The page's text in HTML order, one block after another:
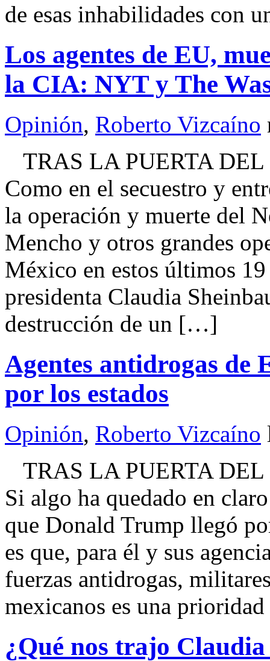
de esas inhabilidades con
Los agentes de EU,
la CIA: NYT y The
Opinión, Roberto Vizcaíno
TRAS LA PUERTA
Como en el secuestro y
la operación y muerte del
Mencho y otros grandes
México en estos últimos
presidenta Claudia
destrucción de un […]
Agentes antidrogas de
por los estados
Opinión, Roberto Vizcaíno
TRAS LA PUERTA
Si algo ha quedado en
que Donald Trump llegó
es que, para él y sus
fuerzas antidrogas,
mexicanos es una
¿Qué nos trajo